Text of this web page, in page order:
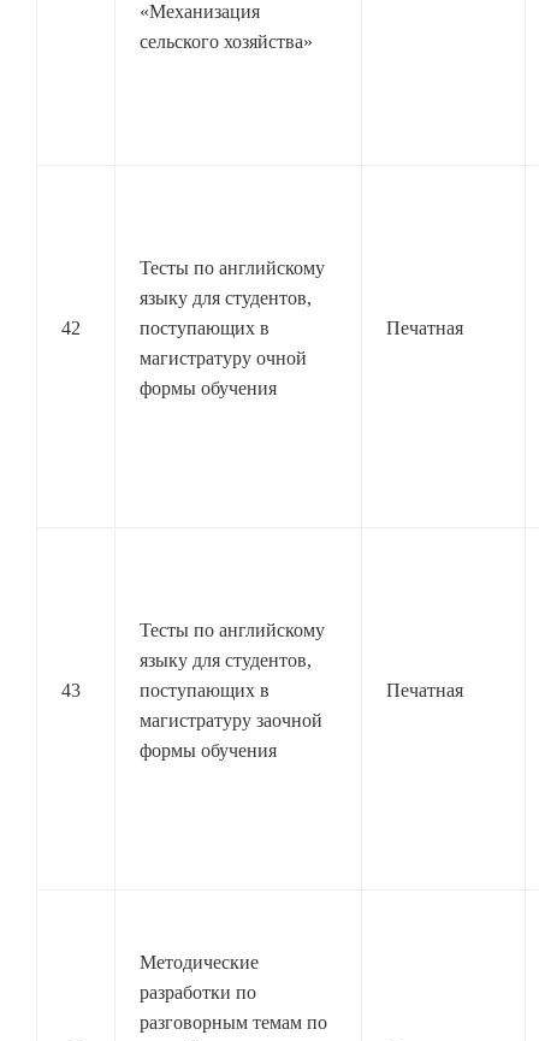
«Механизация
сельского хозяйства»
42
Тесты по английскому
языку для студентов,
поступающих в
магистратуру очной
формы обучения
Печатная
43
Тесты по английскому
языку для студентов,
поступающих в
магистратуру заочной
формы обучения
Печатная
Методические
разработки по
разговорным темам по